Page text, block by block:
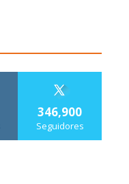
346,900
Seguidores